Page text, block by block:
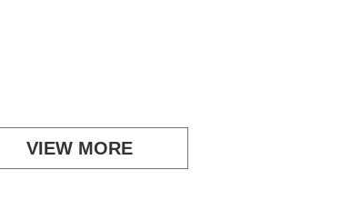
VIEW MORE